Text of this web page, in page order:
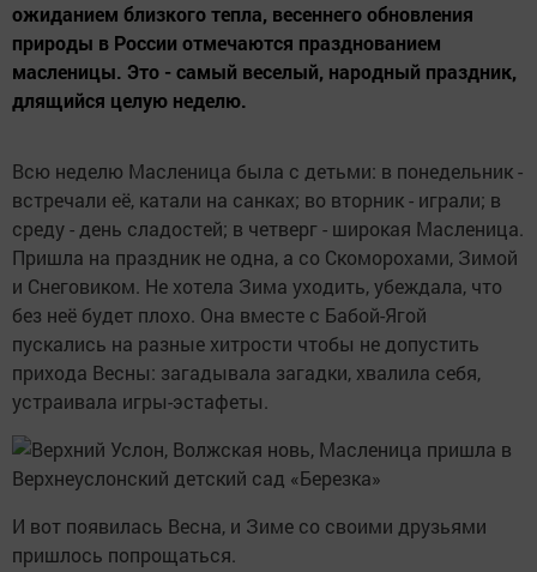
ожиданием близкого тепла, весеннего обновления
природы в России отмечаются празднованием
масленицы. Это - самый веселый, народный праздник,
длящийся целую неделю.
Всю неделю Масленица была с детьми: в понедельник -
встречали её, катали на санках; во вторник - играли; в
среду - день сладостей; в четверг - широкая Масленица.
Пришла на праздник не одна, а со Скоморохами, Зимой
и Снеговиком. Не хотела Зима уходить, убеждала, что
без неё будет плохо. Она вместе с Бабой-Ягой
пускались на разные хитрости чтобы не допустить
прихода Весны: загадывала загадки, хвалила себя,
устраивала игры-эстафеты.
И вот появилась Весна, и Зиме со своими друзьями
пришлось попрощаться.